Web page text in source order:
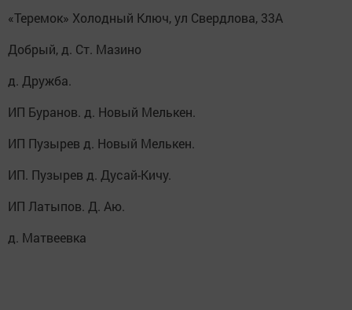
«Теремок» Холодный Ключ, ул Свердлова, 33А
Добрый, д. Ст. Мазино
д. Дружба.
ИП Буранов. д. Новый Мелькен.
ИП Пузырев д. Новый Мелькен.
ИП. Пузырев д. Дусай-Кичу.
ИП Латыпов. Д. Аю.
д. Матвеевка